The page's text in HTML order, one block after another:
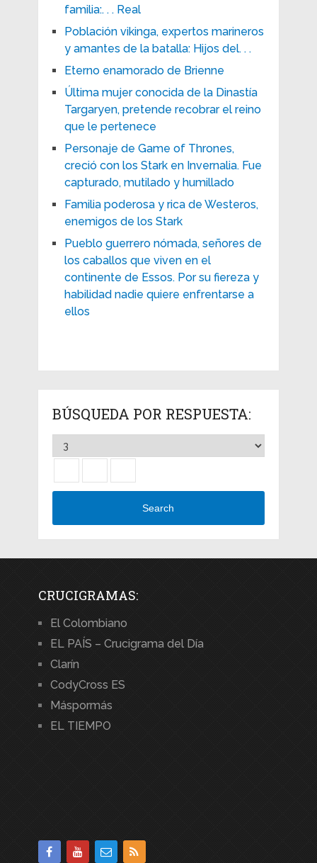
familia:. . . Real
Población vikinga, expertos marineros
y amantes de la batalla: Hijos del. . .
Eterno enamorado de Brienne
Última mujer conocida de la Dinastía
Targaryen, pretende recobrar el reino
que le pertenece
Personaje de Game of Thrones,
creció con los Stark en Invernalia. Fue
capturado, mutilado y humillado
Familia poderosa y rica de Westeros,
enemigos de los Stark
Pueblo guerrero nómada, señores de
los caballos que viven en el
continente de Essos. Por su fiereza y
habilidad nadie quiere enfrentarse a
ellos
BÚSQUEDA POR RESPUESTA:
Search
CRUCIGRAMAS:
El Colombiano
EL PAÍS – Crucigrama del Día
Clarín
CodyCross ES
Máspormás
EL TIEMPO